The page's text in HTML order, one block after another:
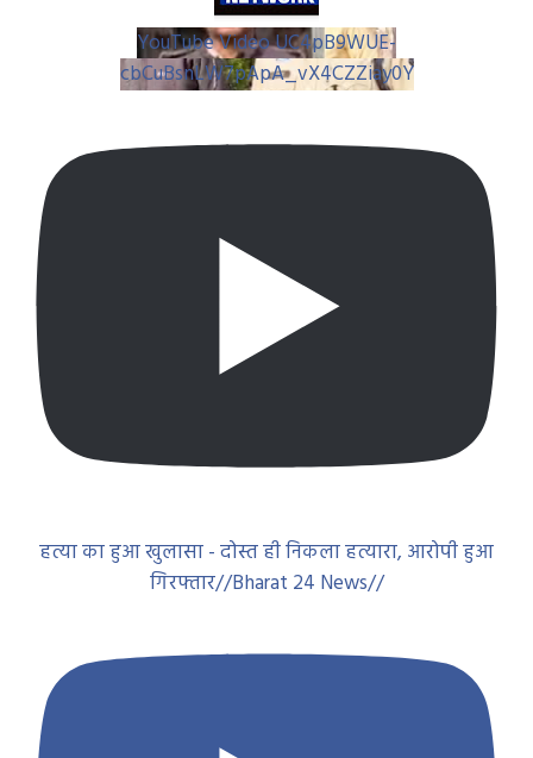
YouTube Video UC4pB9WUE-
cbCuBsnLW7pApA_vX4CZZiay0Y
हत्या का हुआ खुलासा - दोस्त ही निकला हत्यारा, आरोपी हुआ
गिरफ्तार//Bharat 24 News//